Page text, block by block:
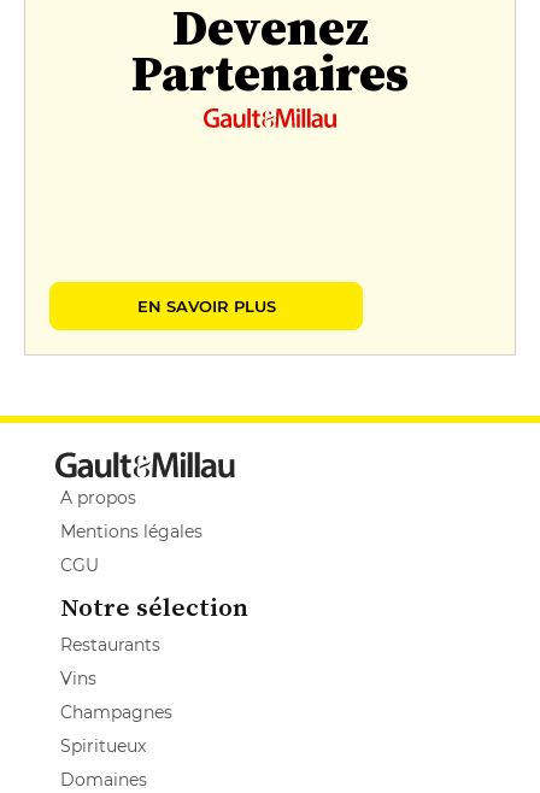
Devenez
Partenaires
EN SAVOIR PLUS
A propos
Mentions légales
CGU
Notre sélection
Restaurants
Vins
Champagnes
Spiritueux
Domaines